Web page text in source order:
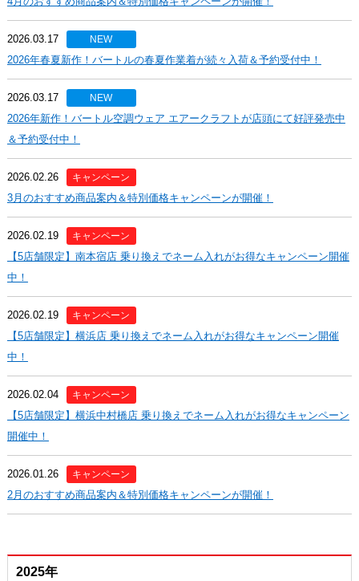
2026.03.17 NEW
2026年春夏新作！バートルの春夏作業着が続々入荷＆予約受付中！
2026.03.17 NEW
2026年新作！バートル空調ウェア エアークラフトが店頭にて好評発売中
＆予約受付中！
2026.02.26 キャンペーン
3月のおすすめ商品案内＆特別価格キャンペーンが開催！
2026.02.19 キャンペーン
【5店舗限定】南本宿店 乗り換えでネーム入れがお得なキャンペーン開催
中！
2026.02.19 キャンペーン
【5店舗限定】横浜店 乗り換えでネーム入れがお得なキャンペーン開催
中！
2026.02.04 キャンペーン
【5店舗限定】横浜中村橋店 乗り換えでネーム入れがお得なキャンペーン
開催中！
2026.01.26 キャンペーン
2月のおすすめ商品案内＆特別価格キャンペーンが開催！
2025年